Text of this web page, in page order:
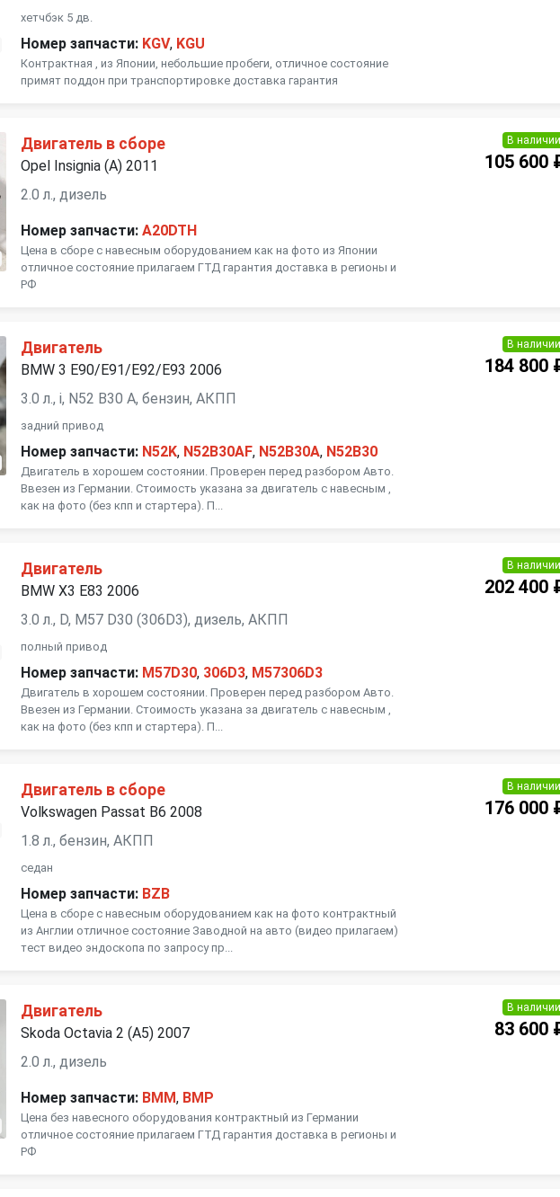
хетчбэк 5 дв.
Номер запчасти: KGV, KGU
Контрактная , из Японии, небольшие пробеги, отличное состояние
примят поддон при транспортировке доставка гарантия
Двигатель в сборе
Opel Insignia (A) 2011
2.0 л., дизель
Номер запчасти: A20DTH
Цена в сборе с навесным оборудованием как на фото из Японии
отличное состояние прилагаем ГТД гарантия доставка в регионы и
РФ
В наличии
105 600
Двигатель
BMW 3 E90/E91/E92/E93 2006
3.0 л., i, N52 B30 A, бензин, АКПП
задний привод
Номер запчасти: N52K, N52B30AF, N52B30A, N52B30
Двигатель в хорошем состоянии. Проверен перед разбором Авто.
Ввезен из Германии. Стоимость указана за двигатель с навесным ,
как на фото (без кпп и стартера). П...
В наличии
184 800
Двигатель
BMW X3 E83 2006
3.0 л., D, M57 D30 (306D3), дизель, АКПП
полный привод
Номер запчасти: M57D30, 306D3, M57306D3
Двигатель в хорошем состоянии. Проверен перед разбором Авто.
Ввезен из Германии. Стоимость указана за двигатель с навесным ,
как на фото (без кпп и стартера). П...
В наличии
202 400
Двигатель в сборе
Volkswagen Passat B6 2008
1.8 л., бензин, АКПП
седан
Номер запчасти: BZB
Цена в сборе с навесным оборудованием как на фото контрактный
из Англии отличное состояние Заводной на авто (видео прилагаем)
тест видео эндоскопа по запросу пр...
В наличии
176 000
Двигатель
Skoda Octavia 2 (A5) 2007
2.0 л., дизель
Номер запчасти: BMM, BMP
Цена без навесного оборудования контрактный из Германии
отличное состояние прилагаем ГТД гарантия доставка в регионы и
РФ
В наличии
83 600